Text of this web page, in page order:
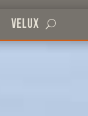
Velux